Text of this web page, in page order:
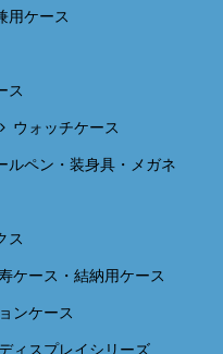
用ケース
ス
ウォッチケース
ルペン・装身具・メガネ
ス
ケース・結納用ケース
ンケース
ィスプレイシリーズ